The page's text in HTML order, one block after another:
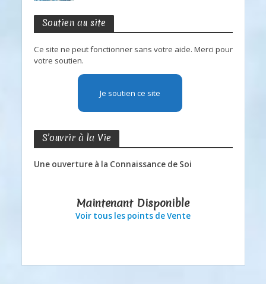
Soutien au site
Ce site ne peut fonctionner sans votre aide. Merci pour
votre soutien.
Je soutien ce site
S’ouvrir à la Vie
Une ouverture à la Connaissance de Soi
Maintenant Disponible
Voir tous les points de Vente